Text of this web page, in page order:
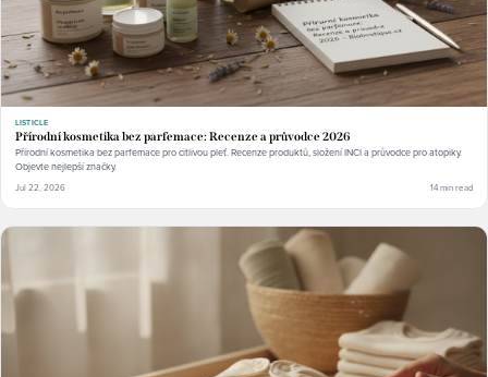
LISTICLE
Přírodní kosmetika bez parfemace: Recenze a průvodce 2026
Přírodní kosmetika bez parfemace pro citlivou pleť. Recenze produktů, složení INCI a průvodce pro atopiky.
Objevte nejlepší značky.
Jul 22, 2026 14 min read